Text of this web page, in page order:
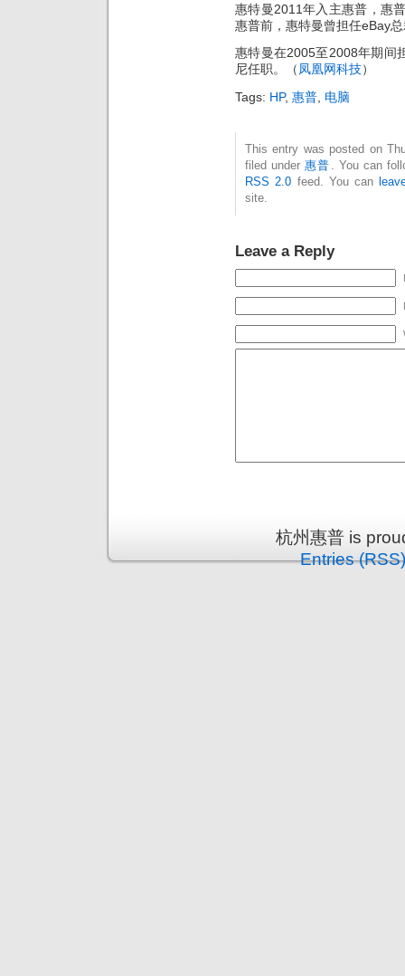
惠特曼2011年入主惠普，惠
惠普前，惠特曼曾担任eBay
惠特曼在2005至2008年期间
尼任职。（ 凤凰网科技）
Tags: HP, 惠普 电脑
This entry was posted on
filed under惠普
. You can
RSS 2.0 feed. You can
site.
Leave a Reply
杭州惠普 is
Entries (RSS)